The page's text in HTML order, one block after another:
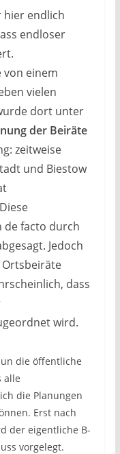
hier endlich
endloser
von einem
vielen
dort unter
der Beiräte
zeitweise
und Biestow
facto durch
Jedoch
dass
wird.
die öffentliche
alle
die Planungen
Erst nach
der eigentliche B-
vorgelegt.